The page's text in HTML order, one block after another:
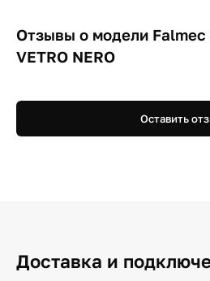
Отзывы о модели Falmec
VETRO NERO
Оставить
Доставка и